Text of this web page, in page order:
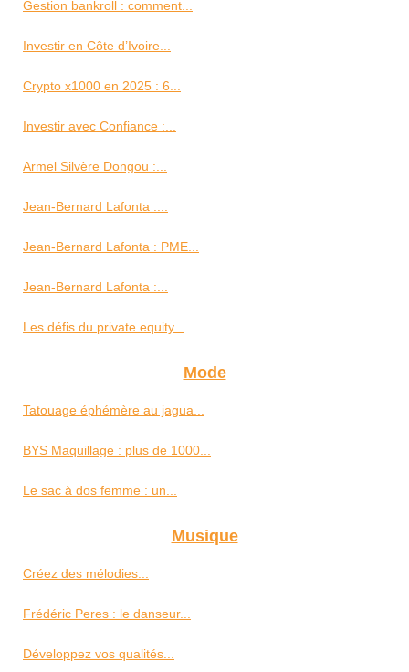
Gestion bankroll : comment...
Investir en Côte d’Ivoire...
Crypto x1000 en 2025 : 6...
Investir avec Confiance :...
Armel Silvère Dongou :...
Jean-Bernard Lafonta :...
Jean-Bernard Lafonta : PME...
Jean-Bernard Lafonta :...
Les défis du private equity...
Mode
Tatouage éphémère au jagua...
BYS Maquillage : plus de 1000...
Le sac à dos femme : un...
Musique
Créez des mélodies...
Frédéric Peres : le danseur...
Développez vos qualités...